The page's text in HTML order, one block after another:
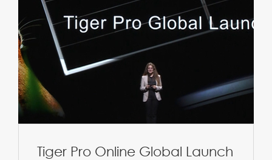
Tiger Pro Online Global Launch